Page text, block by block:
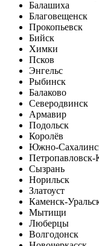
Балашиха
Благовещенск
Прокопьевск
Бийск
Химки
Псков
Энгельс
Рыбинск
Балаково
Северодвинск
Армавир
Подольск
Королёв
Южно-
Петропавловск-
Сызрань
Норильск
Златоуст
Каменск-
Мытищи
Люберцы
Волгодонск